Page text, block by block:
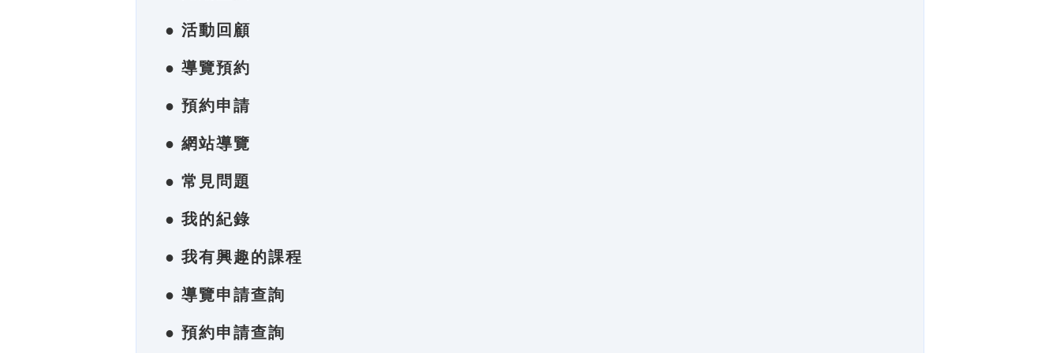
● 活動回顧
● 導覽預約
● 預約申請
● 網站導覽
● 常見問題
● 我的紀錄
● 我有興趣的課程
● 導覽申請查詢
● 預約申請查詢